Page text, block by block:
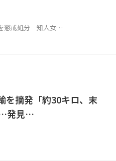
懲戒処分 知人女…
を摘発「約30キロ、末
…発見…